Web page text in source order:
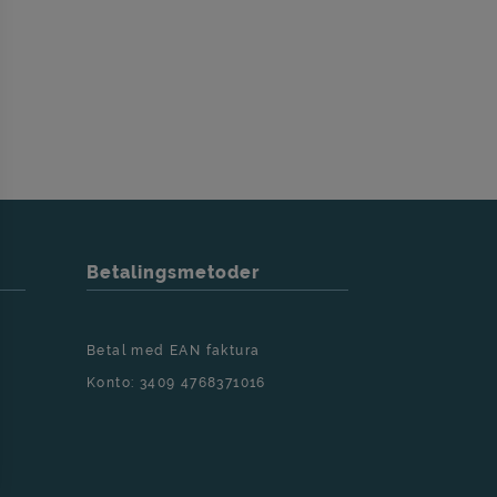
(kl. 15-17,
indenfor 24
Betalingsmetoder
Betal med EAN faktura
Konto: 3409 4768371016